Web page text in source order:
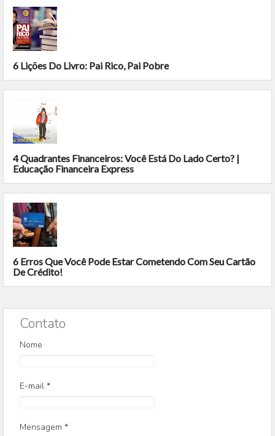
6 Lições Do Livro: Pai Rico, Pai Pobre
4 Quadrantes Financeiros: Você Está Do Lado Certo? |
Educação Financeira Express
6 Erros Que Você Pode Estar Cometendo Com Seu Cartão
De Crédito!
Contato
Nome
E-mail *
Mensagem *